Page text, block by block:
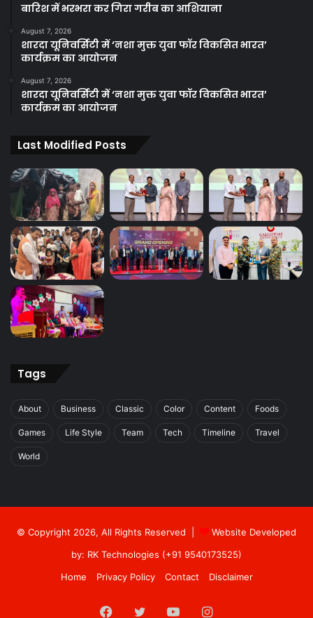
बारिश में भरभरा कर गिरा गरीब का आशियाना
August 7, 2026
शारदा यूनिवर्सिटी में ‘नशा मुक्त युवा फॉर विकसित भारत’
कार्यक्रम का आयोजन
August 7, 2026
शारदा यूनिवर्सिटी में ‘नशा मुक्त युवा फॉर विकसित भारत’
कार्यक्रम का आयोजन
Last Modified Posts
Tags
About Business Classic Color Content Foods
Games Life Style Team Tech Timeline Travel
World
© Copyright 2026, All Rights Reserved |
Website Developed
by: RK Technologies (+91 9540173525)
Home
Privacy Policy Contact Disclaimer
Facebook
TwitterYouTubeInstagram